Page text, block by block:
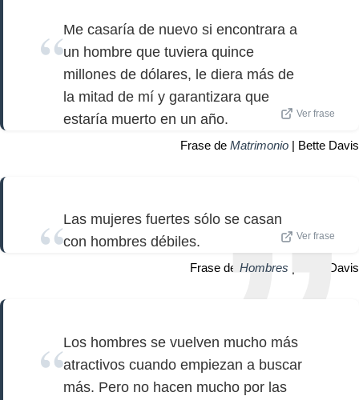
Me casaría de nuevo si encontrara a
un hombre que tuviera quince
millones de dólares, le diera más de
la mitad de mí y garantizara que
estaría muerto en un año.
Ver frase
Frase de Matrimonio | Bette Davis
Las mujeres fuertes sólo se casan
con hombres débiles.
Ver frase
Frase de Hombres | Bette Davis
Los hombres se vuelven mucho más
atractivos cuando empiezan a buscar
más. Pero no hacen mucho por las